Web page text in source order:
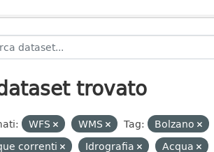
trovato
WFS WMS Tag: Bolzano
correnti
Idrografia Acqua